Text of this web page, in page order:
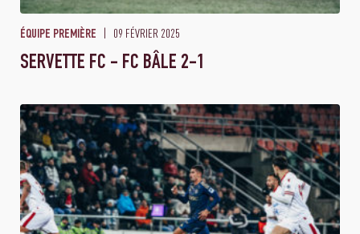
ÉQUIPE PREMIÈRE 09 FÉVRIER 2025
SERVETTE FC - FC BÂLE 2-1